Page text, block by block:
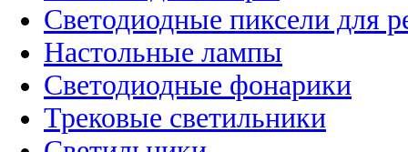
Светодиодные пиксели для
Настольные лампы
Светодиодные фонарики
Трековые светильники